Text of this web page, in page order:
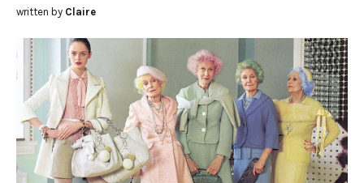
written by Claire